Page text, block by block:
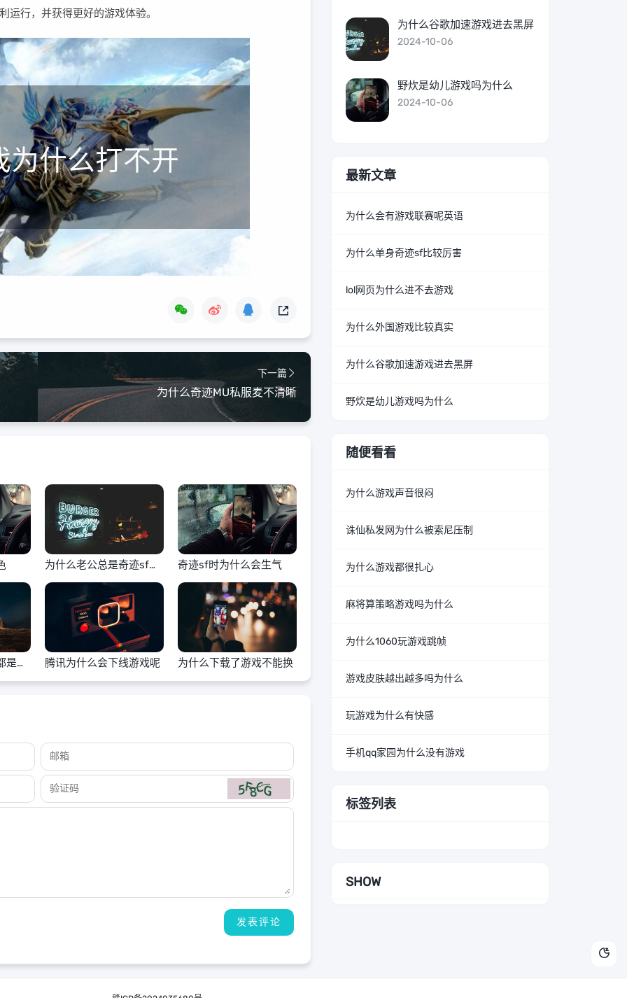
运行，并获得更好的游戏体验。
下一篇
为什么奇迹MU私服麦不清晰
为什么老公总是奇迹sf骂
我
奇迹sf时为什么会生气
是乱 腾讯为什么会下线游戏呢 为什么下载了游戏不能换
为什么谷歌加速游戏进去黑屏
2024-10-06
野炊是幼儿游戏吗为什么
2024-10-06
最新文章
为什么会有游戏联赛呢英语
为什么单身奇迹sf比较厉害
lol网页为什么进不去游戏
为什么外国游戏比较真实
为什么谷歌加速游戏进去黑屏
野炊是幼儿游戏吗为什么
随便看看
为什么游戏声音很闷
诛仙私发网为什么被索尼压制
为什么游戏都很扎心
麻将算策略游戏吗为什么
为什么1060玩游戏跳帧
游戏皮肤越出越多吗为什么
玩游戏为什么有快感
手机qq家园为什么没有游戏
标签列表
SHOW